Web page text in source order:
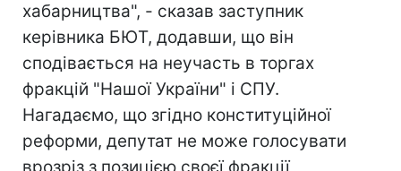
хабарництва", - сказав заступник
керівника БЮТ, додавши, що він
сподівається на неучасть в торгах
фракцій "Нашої України" і СПУ.
Нагадаємо, що згідно конституційної
реформи, депутат не може голосувати